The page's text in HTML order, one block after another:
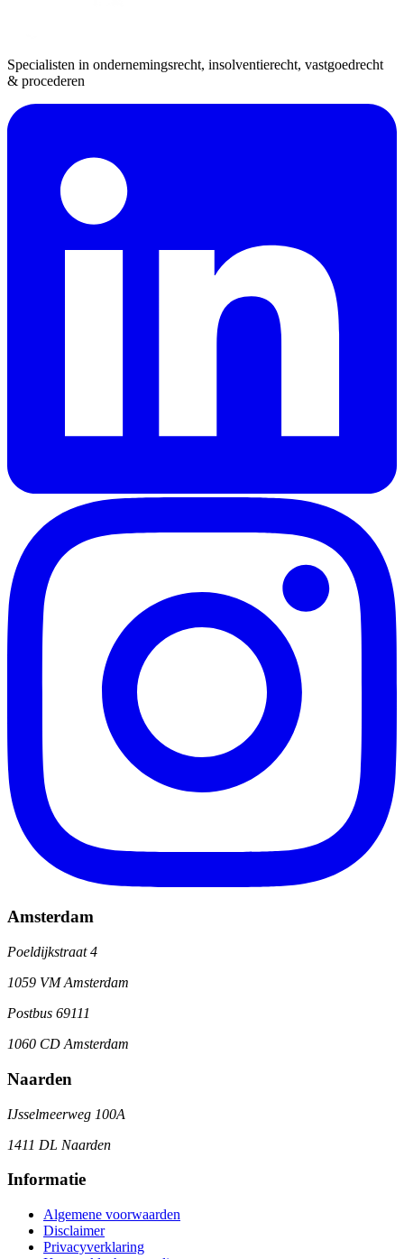
Specialisten in ondernemingsrecht, insolventierecht, vastgoedrecht
& procederen
Amsterdam
Poeldijkstraat 4
1059 VM Amsterdam
Postbus 69111
1060 CD Amsterdam
Naarden
IJsselmeerweg 100A
1411 DL Naarden
Informatie
Algemene voorwaarden
Disclaimer
Privacyverklaring